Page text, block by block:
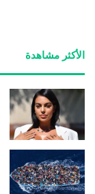
الأكثر مشاهدة